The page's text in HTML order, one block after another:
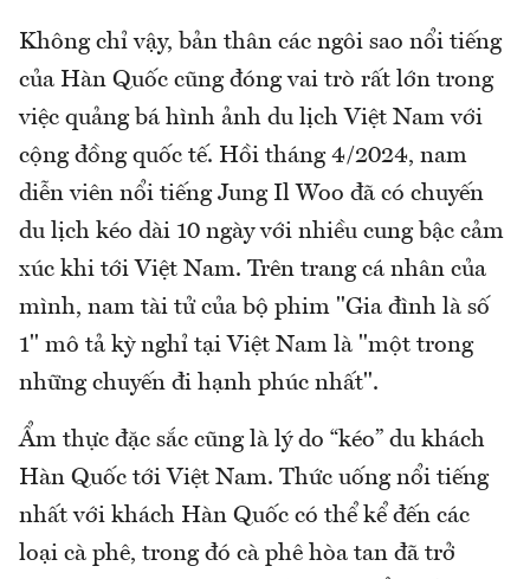
Không chỉ vậy, bản thân các ngôi sao nổi tiếng
của Hàn Quốc cũng đóng vai trò rất lớn trong
việc quảng bá hình ảnh du lịch Việt Nam với
cộng đồng quốc tế. Hồi tháng 4/2024, nam
diễn viên nổi tiếng Jung Il Woo đã có chuyến
du lịch kéo dài 10 ngày với nhiều cung bậc cảm
xúc khi tới Việt Nam. Trên trang cá nhân của
mình, nam tài tử của bộ phim "Gia đình là số
1" mô tả kỳ nghỉ tại Việt Nam là "một trong
những chuyến đi hạnh phúc nhất".
Ẩm thực đặc sắc cũng là lý do “kéo” du khách
Hàn Quốc tới Việt Nam. Thức uống nổi tiếng
nhất với khách Hàn Quốc có thể kể đến các
loại cà phê, trong đó cà phê hòa tan đã trở